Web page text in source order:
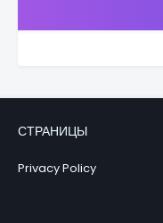
СТРАНИЦЫ
Privacy Policy